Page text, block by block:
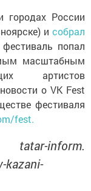
России
и собрал
попал
масштабным
артистов
о VK Fest
фестиваля
fest.
inform.
kazani-